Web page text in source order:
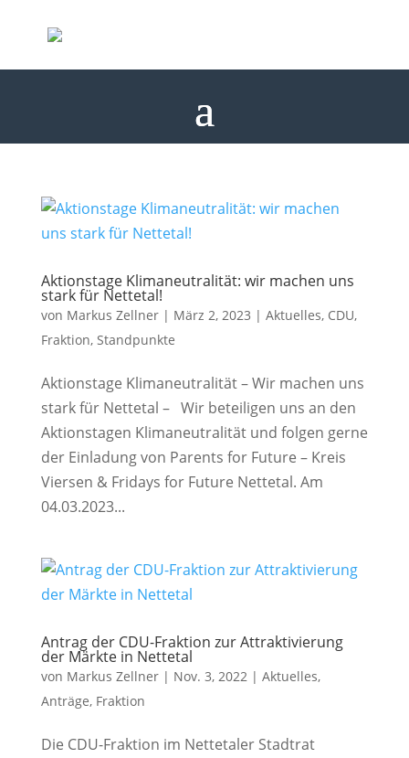
Aktionstage Klimaneutralität: wir machen uns
stark für Nettetal!
von Markus Zellner| März 2, 2023 | Aktuelles, CDU,
Fraktion, Standpunkte
Aktionstage Klimaneutralität – Wir machen uns
stark für Nettetal – Wir beteiligen uns an den
Aktionstagen Klimaneutralität und folgen gerne
der Einladung von Parents for Future – Kreis
Viersen & Fridays for Future Nettetal. Am
04.03.2023...
Antrag der CDU-Fraktion zur Attraktivierung
der Märkte in Nettetal
von Markus Zellner| Nov. 3, 2022| Aktuelles,
Anträge, Fraktion
Die CDU-Fraktion im Nettetaler Stadtrat